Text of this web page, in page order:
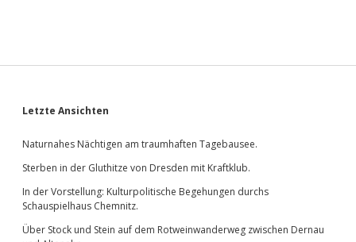
Sidebar
Letzte Ansichten
Naturnahes Nächtigen am traumhaften Tagebausee.
Sterben in der Gluthitze von Dresden mit Kraftklub.
In der Vorstellung: Kulturpolitische Begehungen durchs
Schauspielhaus Chemnitz.
Über Stock und Stein auf dem Rotweinwanderweg zwischen Dernau